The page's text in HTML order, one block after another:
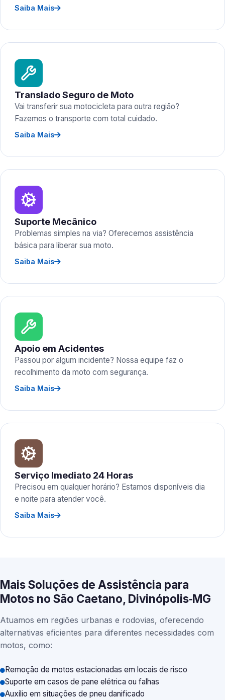
Saiba Mais
Translado Seguro de Moto
Vai transferir sua motocicleta para outra região?
Fazemos o transporte com total cuidado.
Saiba Mais
Suporte Mecânico
Problemas simples na via? Oferecemos assistência
básica para liberar sua moto.
Saiba Mais
Apoio em Acidentes
Passou por algum incidente? Nossa equipe faz o
recolhimento da moto com segurança.
Saiba Mais
Serviço Imediato 24 Horas
Precisou em qualquer horário? Estamos disponíveis dia
e noite para atender você.
Saiba Mais
Mais Soluções de Assistência para
Motos no São Caetano, Divinópolis‑MG
Atuamos em regiões urbanas e rodovias, oferecendo
alternativas eficientes para diferentes necessidades com
motos, como:
Remoção de motos estacionadas em locais de risco
Suporte em casos de pane elétrica ou falhas
Auxílio em situações de pneu danificado